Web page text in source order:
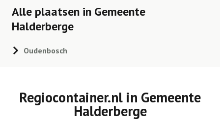
Alle plaatsen in Gemeente
Halderberge
Oudenbosch
Regiocontainer.nl in Gemeente
Halderberge